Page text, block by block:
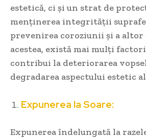
estetică, ci și un strat de
menținerea integrității
prevenirea coroziunii și a altor
acestea, există mai mulți
contribui la deteriorarea
degradarea aspectului estetic
Expunerea la Soare:
Expunerea îndelungată la